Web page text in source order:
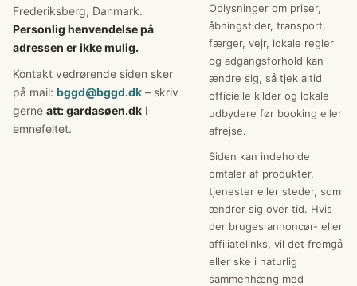
Frederiksberg, Danmark.
Personlig henvendelse på
adressen er ikke mulig.
Kontakt vedrørende siden sker
på mail: bggd@bggd.dk – skriv
gerne att: gardasøen.dk i
emnefeltet.
Oplysninger om priser,
åbningstider, transport,
færger, vejr, lokale regler
og adgangsforhold kan
ændre sig, så tjek altid
officielle kilder og lokale
udbydere før booking eller
afrejse.
Siden kan indeholde
omtaler af produkter,
tjenester eller steder, som
ændrer sig over tid. Hvis
der bruges annoncør- eller
affiliatelinks, vil det fremgå
eller ske i naturlig
sammenhæng med